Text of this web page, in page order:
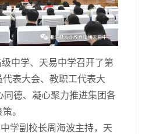
中学、天易中学召开了第
表大会、教职工代表大
同德、凝心聚力推进集团各
。
副校长周海波主持，天